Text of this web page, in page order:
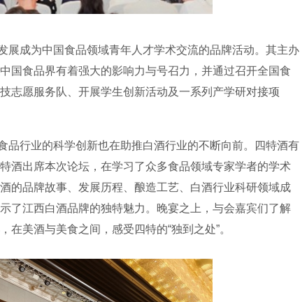
展成为中国食品领域青年人才学术交流的品牌活动。其主办
国食品界有着强大的影响力与号召力，并通过召开全国食
志愿服务队、开展学生创新活动及一系列产学研对接项
品行业的科学创新也在助推白酒行业的不断向前。四特酒有
酒出席本次论坛，在学习了众多食品领域专家学者的学术
的品牌故事、发展历程、酿造工艺、白酒行业科研领域成
了江西白酒品牌的独特魅力。晚宴之上，与会嘉宾们了解
美酒与美食之间，感受四特的“独到之处”。